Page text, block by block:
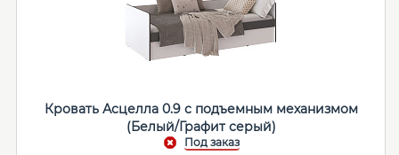
Кровать Асцелла 0.9 с подъемным механизмом
(Белый/Графит серый)